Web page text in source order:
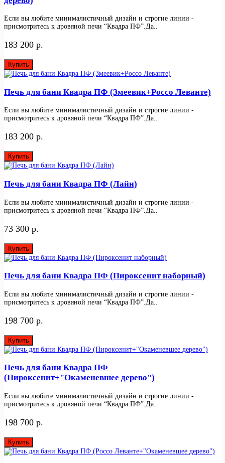
Если вы любите минималистичный дизайн и строгие линии -
присмотритесь к дровяной печи “Квадра ПФ”.Да..
183 200 р.
Купить
Печь для бани Квадра ПФ (Змеевик+Россо Леванте)
Если вы любите минималистичный дизайн и строгие линии -
присмотритесь к дровяной печи “Квадра ПФ”.Да..
183 200 р.
Купить
Печь для бани Квадра ПФ (Лайн)
Если вы любите минималистичный дизайн и строгие линии -
присмотритесь к дровяной печи “Квадра ПФ”.Да..
73 300 р.
Купить
Печь для бани Квадра ПФ (Пироксенит наборный)
Если вы любите минималистичный дизайн и строгие линии -
присмотритесь к дровяной печи “Квадра ПФ”.Да..
198 700 р.
Купить
Печь для бани Квадра ПФ
(Пироксенит+"Окаменевшее дерево")
Если вы любите минималистичный дизайн и строгие линии -
присмотритесь к дровяной печи “Квадра ПФ”.Да..
198 700 р.
Купить